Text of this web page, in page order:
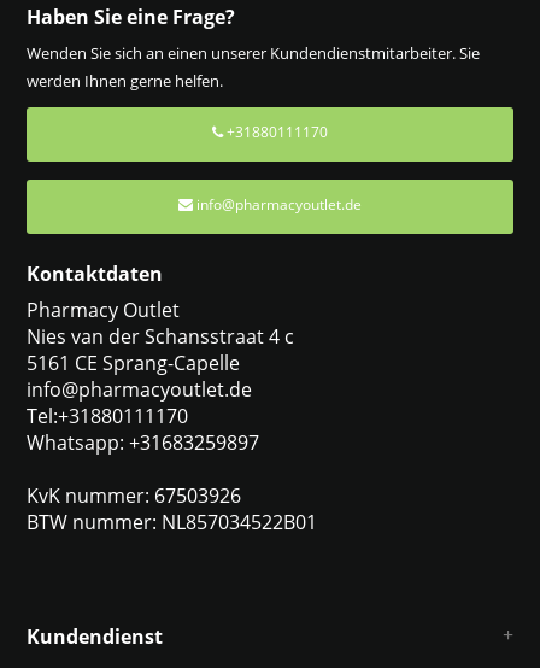
Haben Sie eine Frage?
Wenden Sie sich an einen unserer Kundendienstmitarbeiter. Sie
werden Ihnen gerne helfen.
+31880111170
info@pharmacyoutlet.de
Kontaktdaten
Pharmacy Outlet
Nies van der Schansstraat 4 c
5161 CE Sprang-Capelle
info@pharmacyoutlet.de
Tel:+31880111170
Whatsapp: +31683259897
KvK nummer: 67503926
BTW nummer: NL857034522B01
Kundendienst